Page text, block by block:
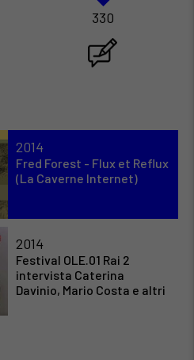
330
2014
Fred Forest - Flux et Reflux
(La Caverne Internet)
2014
Festival OLE.01 Rai 2
intervista Caterina
Davinio, Mario Costa e altri